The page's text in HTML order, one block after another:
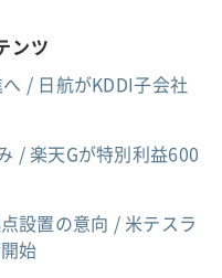
ンツ
/ 日航がKDDI子会社
/ 楽天Gが特別利益600
設置の意向 / 米テスラ
始